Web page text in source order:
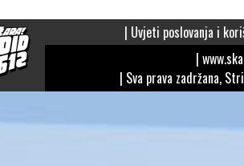
| Uvjeti poslovanja i
|
| Sva prava zadržana,